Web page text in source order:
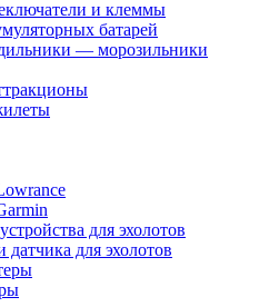
и клеммы
батарей
— морозильники
для эхолотов
датчика для эхолотов